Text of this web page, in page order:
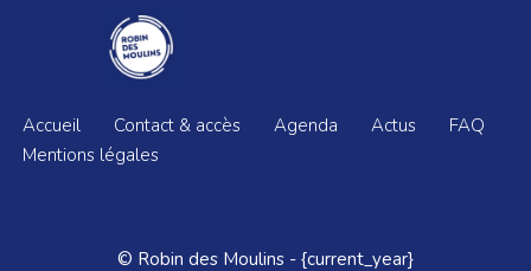
Accueil Contact & accès Agenda Actus
FAQ
Mentions légales
© Robin des Moulins - {current_year}